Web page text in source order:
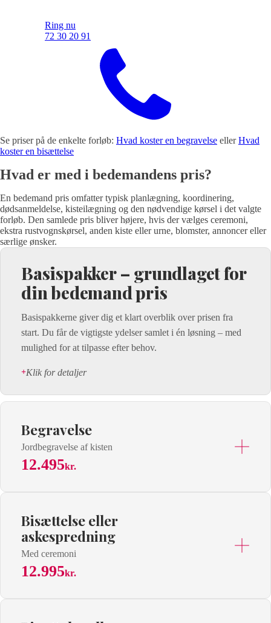
Ring nu
72 30 20 91
Se priser på de enkelte forløb: Hvad koster en begravelse ellerHvad
koster en bisættelse
Hvad er med i bedemandens pris?
En bedemand pris omfatter typisk planlægning, koordinering,
dødsanmeldelse, kisteilægning og den nødvendige kørsel i det valgte
forløb. Den samlede pris bliver højere, hvis der vælges ceremoni,
ekstra rustvognskørsel, anden kiste eller urne, blomster, annoncer eller
særlige ønsker.
Basispakker – grundlaget for
din bedemand pris
Basispakkerne giver dig et klart overblik over prisen fra
start. Du får de vigtigste ydelser samlet i én løsning – med
mulighed for at tilpasse efter behov.
Klik for detaljer
Begravelse
Jordbegravelse af kisten
12.495kr.
Bisættelse eller
askespredning
Med ceremoni
12.995kr.